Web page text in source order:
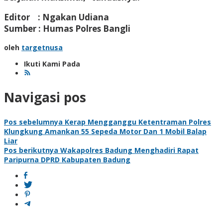
Editor : Ngakan Udiana
Sumber : Humas Polres Bangli
oleh targetnusa
Ikuti Kami Pada
Navigasi pos
Pos sebelumnya Kerap Mengganggu Ketentraman Polres
Klungkung Amankan 55 Sepeda Motor Dan 1 Mobil Balap
Liar
Pos berikutnya Wakapolres Badung Menghadiri Rapat
Paripurna DPRD Kabupaten Badung